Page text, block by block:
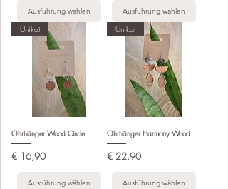
Ausführung wählen Ausführung wählen
Unikat
Ohrhänger Wood Circle
Preis
€ 16,90
Ausführung wählen
Unikat
Ohrhänger Harmony Wood
Preis
€ 22,90
Ausführung wählen